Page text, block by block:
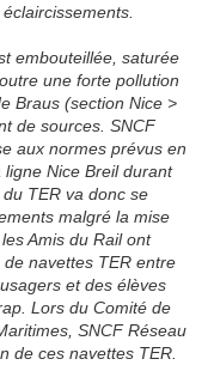
embouteillée, saturée
une forte pollution
Braus (section Nice >
de sources. SNCF
aux normes prévus en
Nice Breil durant
TER va donc se
malgré la mise
Amis du Rail ont
navettes TER entre
et des élèves
Lors du Comité de
SNCF Réseau
de ces navettes TER.